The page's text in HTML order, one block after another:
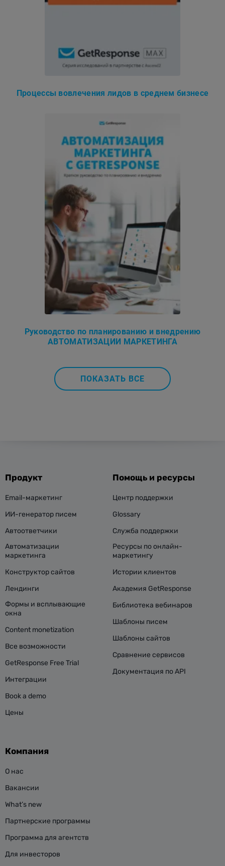
Процессы вовлечения лидов в среднем бизнесе
Руководство по планированию и внедрению
АВТОМАТИЗАЦИИ МАРКЕТИНГА
ПОКАЗАТЬ ВСЕ
Продукт
Email-маркетинг
ИИ-генератор писем
Автоответчики
Автоматизации
маркетинга
Конструктор сайтов
Лендинги
Формы и всплывающие
окна
Content monetization
Все возможности
GetResponse Free Trial
Интеграции
Book a demo
Цены
Помощь и ресурсы
Центр поддержки
Glossary
Служба поддержки
Ресурсы по онлайн-
маркетингу
Истории клиентов
Академия GetResponse
Библиотека вебинаров
Шаблоны писем
Шаблоны сайтов
Сравнение сервисов
Документация по API
Компания
О нас
Вакансии
What’s new
Партнерские программы
Программа для агентств
Для инвесторов